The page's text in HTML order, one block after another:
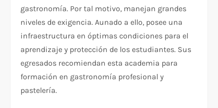
gastronomía. Por tal motivo, manejan grandes
niveles de exigencia. Aunado a ello, posee una
infraestructura en óptimas condiciones para el
aprendizaje y protección de los estudiantes. Sus
egresados recomiendan esta academia para
formación en gastronomía profesional y
pastelería.